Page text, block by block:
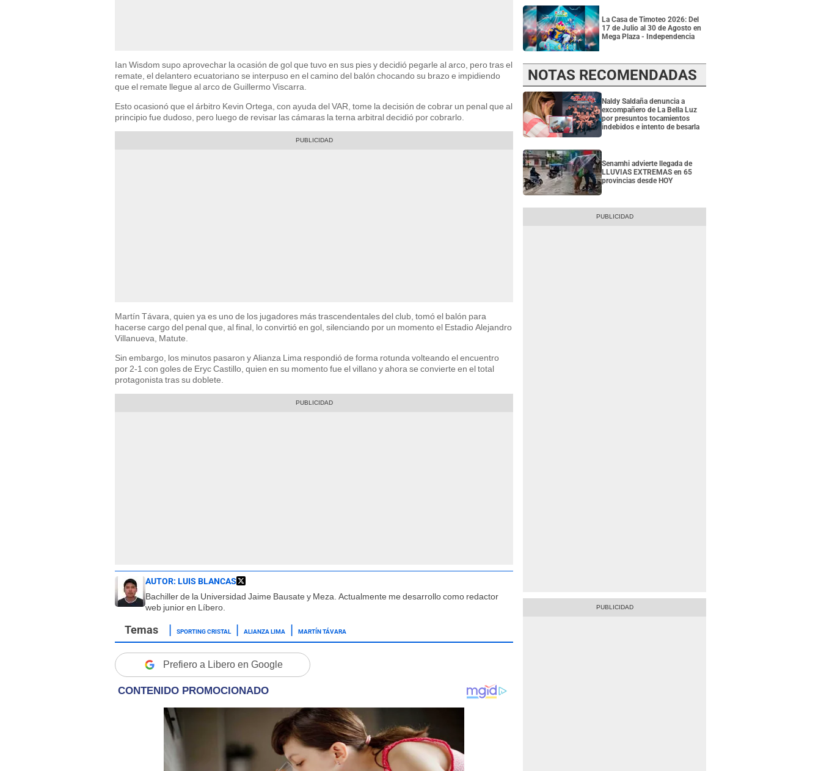
Ian Wisdom supo aprovechar la ocasión de gol que tuvo en sus pies y decidió pegarle al arco, pero tras el
remate, el delantero ecuatoriano se interpuso en el camino del balón chocando su brazo e impidiendo
que el remate llegue al arco de Guillermo Viscarra.
Esto ocasionó que el árbitro Kevin Ortega, con ayuda del VAR, tome la decisión de cobrar un penal que al
principio fue dudoso, pero luego de revisar las cámaras la terna arbitral decidió por cobrarlo.
Martín Távara, quien ya es uno de los jugadores más trascendentales del club, tomó el balón para
hacerse cargo del penal que, al final, lo convirtió en gol, silenciando por un momento el Estadio Alejandro
Villanueva, Matute.
Sin embargo, los minutos pasaron y Alianza Lima respondió de forma rotunda volteando el encuentro
por 2-1 con goles de Eryc Castillo, quien en su momento fue el villano y ahora se convierte en el total
protagonista tras su doblete.
AUTOR: LUIS BLANCAS
Bachiller de la Universidad Jaime Bausate y Meza. Actualmente me desarrollo como redactor
web junior en Líbero.
SPORTING CRISTAL ALIANZA LIMA MARTÍN TÁVARA
Prefiero a Libero en Google
La Casa de Timoteo 2026: Del
17 de Julio al 30 de Agosto en
Mega Plaza - Independencia
NOTAS RECOMENDADAS
Naldy Saldaña denuncia a
excompañero de La Bella Luz
por presuntos tocamientos
indebidos e intento de besarla
Senamhi advierte llegada de
LLUVIAS EXTREMAS en 65
provincias desde HOY